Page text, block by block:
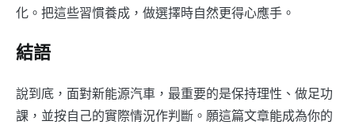
化。把這些習慣養成，做選擇時自然更得心應手。
結語
說到底，面對新能源汽車，最重要的是保持理性、做足功
課，並按自己的實際情況作判斷。願這篇文章能成為你的